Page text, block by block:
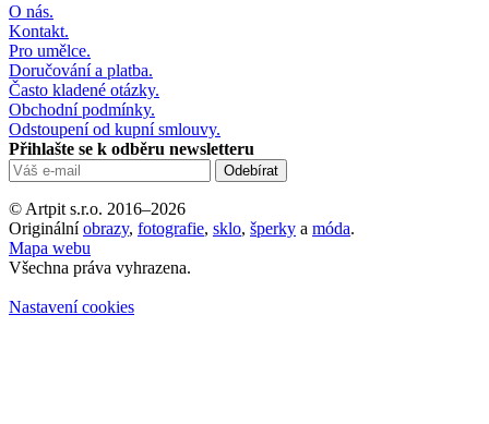
O nás.
Kontakt.
Pro umělce.
Doručování a platba.
Často kladené otázky.
Obchodní podmínky.
Odstoupení od kupní smlouvy.
Přihlašte se k odběru newsletteru
© Artpit s.r.o. 2016–2026
Originálníobrazy, fotografie, sklo, šperky a móda.
Mapa webu
Všechna práva vyhrazena.
Nastavení cookies